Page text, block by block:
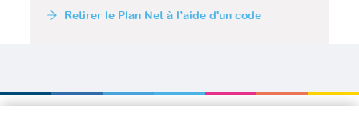
Retirer le Plan Net à l’aide d'un code